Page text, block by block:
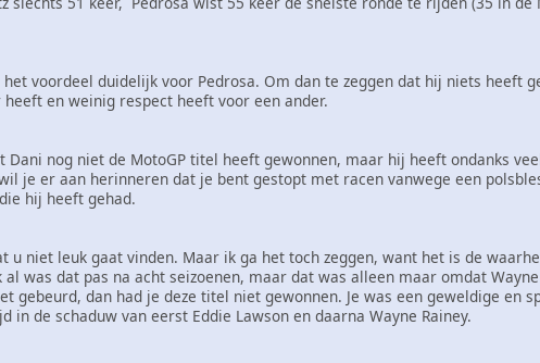
voordeel duidelijk voor Pedrosa. Om dan te zeggen dat hij niets heeft
en weinig respect heeft voor een ander.
Dani nog niet de MotoGP titel heeft gewonnen, maar hij heeft ondanks
je er aan herinneren dat je bent gestopt met racen vanwege een
hij heeft gehad.
u niet leuk gaat vinden. Maar ik ga het toch zeggen, want het is de
was dat pas na acht seizoenen, maar dat was alleen maar omdat
gebeurd, dan had je deze titel niet gewonnen. Je was een geweldige en
de schaduw van eerst Eddie Lawson en daarna Wayne Rainey.